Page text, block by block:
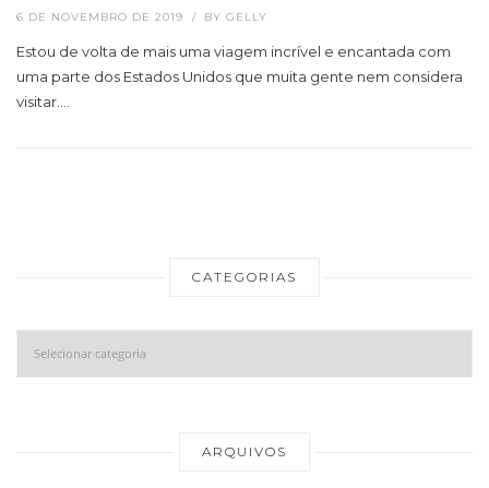
6 DE NOVEMBRO DE 2019 BY GELLY
Estou de volta de mais uma viagem incrível e encantada com
uma parte dos Estados Unidos que muita gente nem considera
visitar.…
CATEGORIAS
Categorias
ARQUIVOS